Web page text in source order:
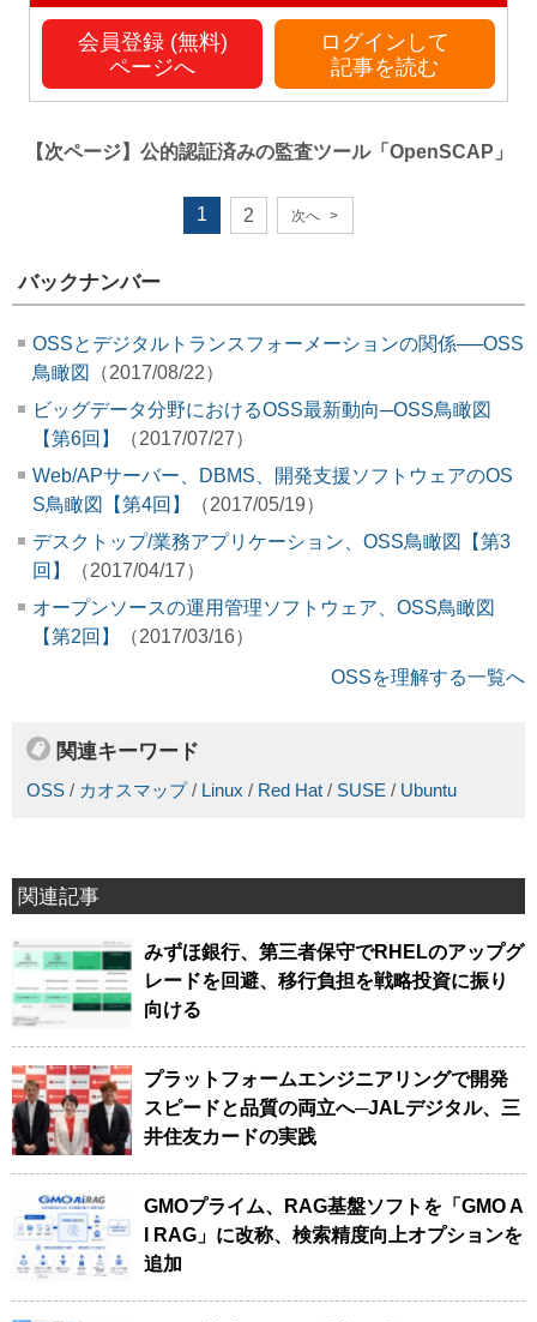
会員登録 (無料)
ページへ
ログインして
記事を読む
【次ページ】 公的認証済みの監査ツール「OpenSCAP」
1 2 次へ >
バックナンバー
OSSとデジタルトランスフォーメーションの関係──OSS
鳥瞰図
（2017/08/22）
ビッグデータ分野におけるOSS最新動向─OSS鳥瞰図
【第6回】
（2017/07/27）
Web/APサーバー、DBMS、開発支援ソフトウェアのOS
S鳥瞰図【第4回】
（2017/05/19）
デスクトップ/業務アプリケーション、OSS鳥瞰図【第3
回】
（2017/04/17）
オープンソースの運用管理ソフトウェア、OSS鳥瞰図
【第2回】
（2017/03/16）
OSSを理解する一覧へ
関連キーワード
OSS / カオスマップ/ Linux / Red Hat / SUSE / Ubuntu
関連記事
みずほ銀行、第三者保守でRHELのアップグ
レードを回避、移行負担を戦略投資に振り
向ける
プラットフォームエンジニアリングで開発
スピードと品質の両立へ─JALデジタル、三
井住友カードの実践
GMOプライム、RAG基盤ソフトを「GMO A
I RAG」に改称、検索精度向上オプションを
追加